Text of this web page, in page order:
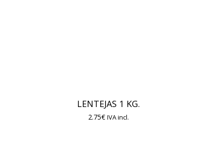
LENTEJAS 1 KG.
2.75€ IVA incl.